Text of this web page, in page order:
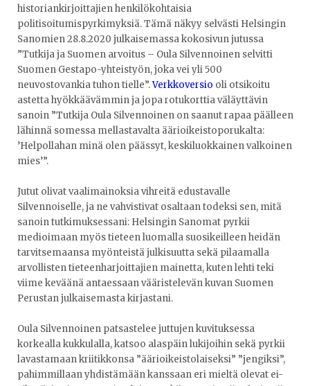
historiankirjoittajien henkilökohtaisia
politisoitumispyrkimyksiä. Tämä näkyy selvästi Helsingin
Sanomien 28.8.2020 julkaisemassa kokosivun jutussa
”Tutkija ja Suomen arvoitus – Oula Silvennoinen selvitti
Suomen Gestapo-yhteistyön, joka vei yli 500
neuvostovankia tuhon tielle”.Verkkoversio oli otsikoitu
astetta hyökkäävämmin ja jopa rotukorttia väläyttävin
sanoin ”Tutkija Oula Silvennoinen on saanut rapaa päälleen
lähinnä somessa mellastavalta äärioikeistoporukalta:
’Helpollahan minä olen päässyt, keskiluokkainen valkoinen
mies’”.
Jutut olivat vaalimainoksia vihreitä edustavalle
Silvennoiselle, ja ne vahvistivat osaltaan todeksi sen, mitä
sanoin tutkimuksessani: Helsingin Sanomat pyrkii
medioimaan myös tieteen luomalla suosikeilleen heidän
tarvitsemaansa myönteistä julkisuutta sekä pilaamalla
arvollisten tieteenharjoittajien mainetta, kuten lehti teki
viime keväänä antaessaan vääristelevän kuvan Suomen
Perustan julkaisemasta kirjastani.
Oula Silvennoinen patsastelee juttujen kuvituksessa
korkealla kukkulalla, katsoo alaspäin lukijoihin sekä pyrkii
lavastamaan kriitikkonsa ”äärioikeistolaiseksi” ”jengiksi”,
pahimmillaan yhdistämään kanssaan eri mieltä olevat ei-